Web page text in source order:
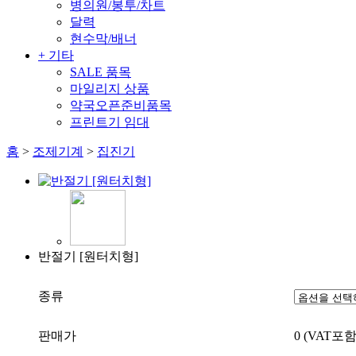
병의원/봉투/차트
달력
현수막/배너
+ 기타
SALE 품목
마일리지 상품
약국오픈준비품목
프린트기 임대
홈 > 조제기계 > 집진기
반절기 [원터치형]
종류
판매가 0 (VAT포